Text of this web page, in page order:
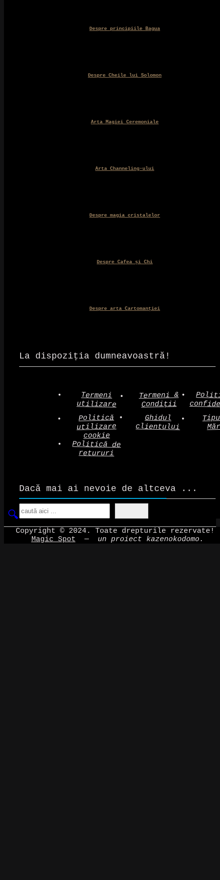
Despre principiile Bagua
Despre Cheile lui Solomon
Arta Magiei Ceremoniale
Arta Channeling-ului
Despre magia cristalelor
Despre Cafea și Chi
Despre arta Cartomanției
La dispoziția dumneavoastră!
Termeni
utilizare
Termeni &
Condiții
Politică
utilizare
cookie
Ghidul
clientului
Politică de
retururi
Dacă mai ai nevoie de altceva ...
Copyright © 2024. Toate drepturile rezervate!
Magic Spot — un proiect kazenokodomo.